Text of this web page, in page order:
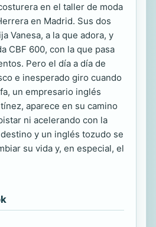
en el taller de moda
en Madrid. Sus dos
Vanesa, a la que adora, y
CBF 600, con la que pasa
Pero el día a día de
e inesperado giro cuando
un empresario inglés
aparece en su camino
ni acelerando con la
y un inglés tozudo se
su vida y, en especial, el